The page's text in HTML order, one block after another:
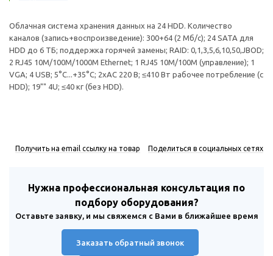
Облачная система хранения данных на 24 HDD. Количество
каналов (запись+воспроизведение): 300+64 (2 Мб/с); 24 SATA для
HDD до 6 ТБ; поддержка горячей замены; RAID: 0,1,3,5,6,10,50,JBOD;
2 RJ45 10M/100M/1000M Ethernet; 1 RJ45 10M/100M (управление); 1
VGA; 4 USB; 5°C...+35°C; 2хAC 220 В; ≤410 Вт рабочее потребление (с
HDD); 19"" 4U; ≤40 кг (без HDD).
Получить на email ссылку на товар Поделиться в социальных сетях
Нужна профессиональная консультация по
подбору оборудования?
Оставьте заявку, и мы свяжемся с Вами в ближайшее время
Заказать обратный звонок